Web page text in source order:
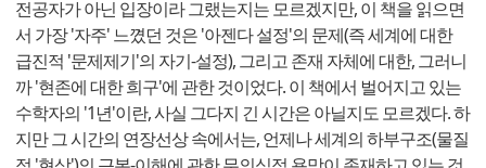
전공자가 아닌 입장이라 그랬는지는 모르겠지만, 이 책을 읽으면
서 가장 '자주' 느꼈던 것은 '아젠다 설정'의 문제(즉 세계에 대한
급진적 '문제제기'의 자기-설정), 그리고 존재 자체에 대한, 그러니
까 '현존에 대한 희구'에 관한 것이었다. 이 책에서 벌어지고 있는
수학자의 '1년'이란, 사실 그다지 긴 시간은 아닐지도 모르겠다. 하
지만 그 시간의 연장선상 속에서는, 언제나 세계의 하부구조(물질